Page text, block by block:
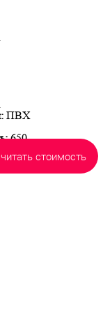
ПВХ
650
стоимость